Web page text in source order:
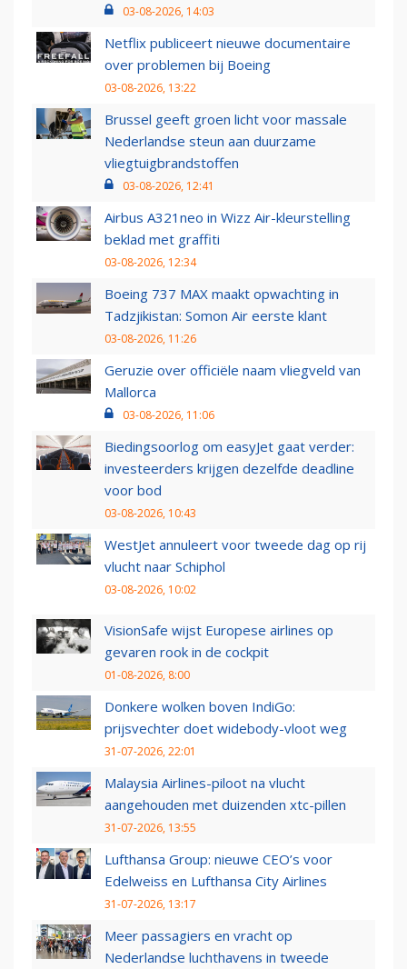
03-08-2026, 14:03
Netflix publiceert nieuwe documentaire
over problemen bij Boeing
03-08-2026, 13:22
Brussel geeft groen licht voor massale
Nederlandse steun aan duurzame
vliegtuigbrandstoffen
03-08-2026, 12:41
Airbus A321neo in Wizz Air-kleurstelling
beklad met graffiti
03-08-2026, 12:34
Boeing 737 MAX maakt opwachting in
Tadzjikistan: Somon Air eerste klant
03-08-2026, 11:26
Geruzie over officiële naam vliegveld van
Mallorca
03-08-2026, 11:06
Biedingsoorlog om easyJet gaat verder:
investeerders krijgen dezelfde deadline
voor bod
03-08-2026, 10:43
WestJet annuleert voor tweede dag op rij
vlucht naar Schiphol
03-08-2026, 10:02
VisionSafe wijst Europese airlines op
gevaren rook in de cockpit
01-08-2026, 8:00
Donkere wolken boven IndiGo:
prijsvechter doet widebody-vloot weg
31-07-2026, 22:01
Malaysia Airlines-piloot na vlucht
aangehouden met duizenden xtc-pillen
31-07-2026, 13:55
Lufthansa Group: nieuwe CEO’s voor
Edelweiss en Lufthansa City Airlines
31-07-2026, 13:17
Meer passagiers en vracht op
Nederlandse luchthavens in tweede